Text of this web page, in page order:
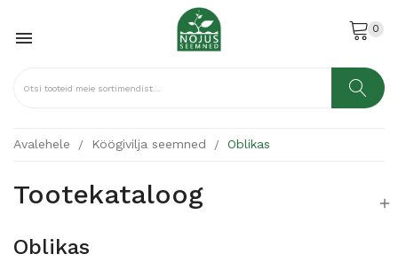
 0
Avalehele Köögivilja seemned Oblikas
Tootekataloog 
Oblikas